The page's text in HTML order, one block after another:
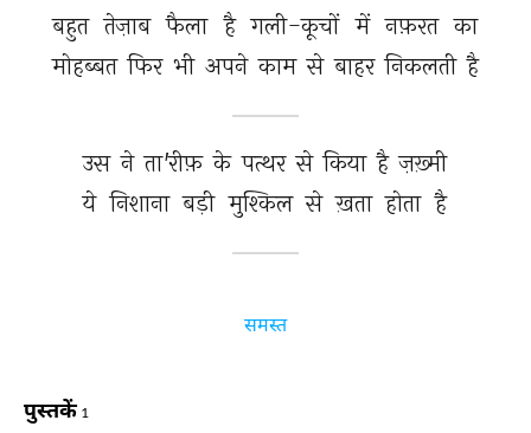
बहुत तेज़ाब फैला है गली-कूचों में नफ़रत का
मोहब्बत फिर भी अपने काम से बाहर निकलती है
उस ने ता'रीफ़ के पत्थर से किया है ज़ख़्मी
ये निशाना बड़ी मुश्किल से ख़ता होता है
समस्त
पुस्तकें 1